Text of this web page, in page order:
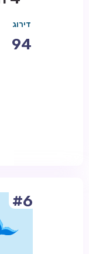
דירוג
94
#6